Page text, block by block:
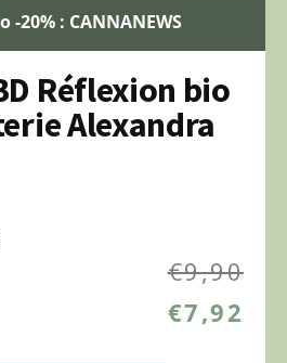
-20% : CANNANEWS
Réflexion bio
Alexandra
€9,90
€7,92